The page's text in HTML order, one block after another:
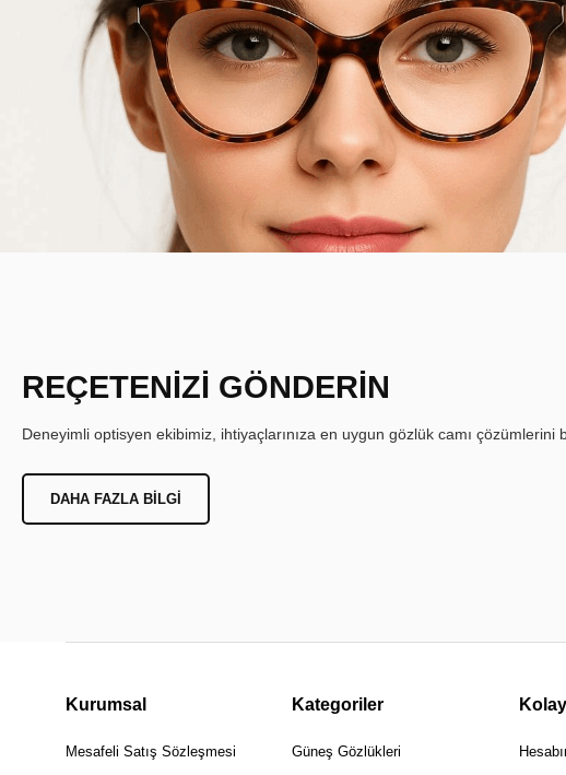
REÇETENİZİ GÖNDERİN
Deneyimli optisyen ekibimiz, ihtiyaçlarınıza en uygun gözlük camı çözümlerini
DAHA FAZLA BILGI
Kurumsal
Mesafeli Satış Sözleşmesi
Kategoriler
Güneş Gözlükleri